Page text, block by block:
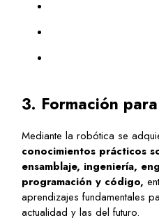
3. Formación
Mediante la robótica se
conocimientos prácticos
ensamblaje, ingeniería,
programación y código,
aprendizajes fundamentales
actualidad y las del futuro.